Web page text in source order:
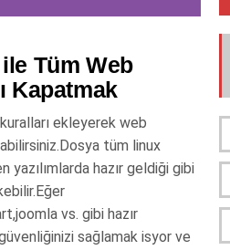
Tüm Web
Kapatmak
ekleyerek web
tüm linux
hazır geldiği gibi
vs. gibi hazır
sağlamak isyor ve